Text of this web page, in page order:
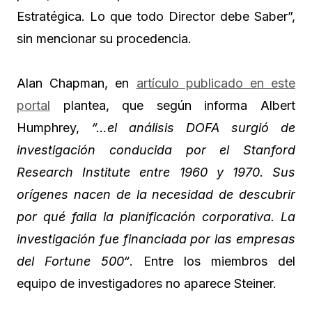
Estratégica. Lo que todo Director debe Saber”,
sin mencionar su procedencia.
Alan Chapman, en artículo publicado en este
portal plantea, que según informa Albert
Humphrey, “…el análisis DOFA surgió de
investigación conducida por el Stanford
Research Institute entre 1960 y 1970. Sus
orígenes nacen de la necesidad de descubrir
por qué falla la planificación corporativa. La
investigación fue financiada por las empresas
del Fortune 500“. Entre los miembros del
equipo de investigadores no aparece Steiner.